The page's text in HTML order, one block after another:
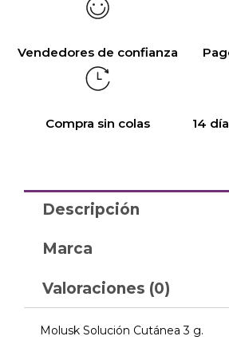
Vendedores de confianza
Compra sin colas 14
Descripción
Marca
Valoraciones (0)
Molusk Solución Cutánea 3 g.